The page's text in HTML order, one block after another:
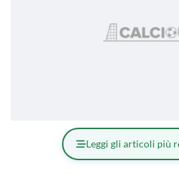
Leggi gli articoli più